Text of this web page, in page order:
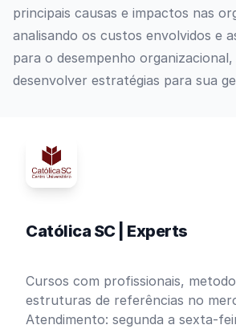
principais causas e impactos nas
analisando os custos envolvidos e
para o desempenho
desenvolver estratégias para sua
Católica SC | Experts
Cursos com profissionais,
estruturas de referências no
Atendimento: segunda a sexta-